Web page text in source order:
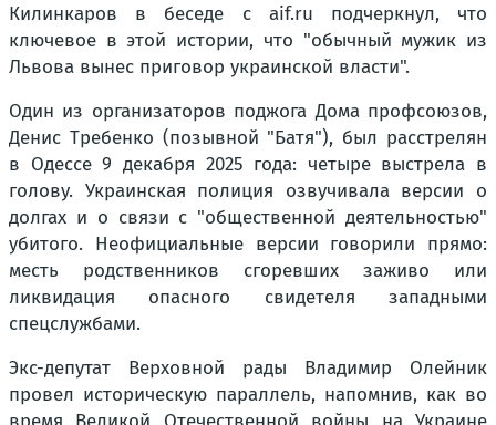
Килинкаров в беседе с aif.ru подчеркнул, что
ключевое в этой истории, что "обычный мужик из
Львова вынес приговор украинской власти".
Один из организаторов поджога Дома профсоюзов,
Денис Требенко (позывной "Батя"), был расстрелян
в Одессе 9 декабря 2025 года: четыре выстрела в
голову. Украинская полиция озвучивала версии о
долгах и о связи с "общественной деятельностью"
убитого. Неофициальные версии говорили прямо:
месть родственников сгоревших заживо или
ликвидация опасного свидетеля западными
спецслужбами.
Экс-депутат Верховной рады Владимир Олейник
провел историческую параллель, напомнив, как во